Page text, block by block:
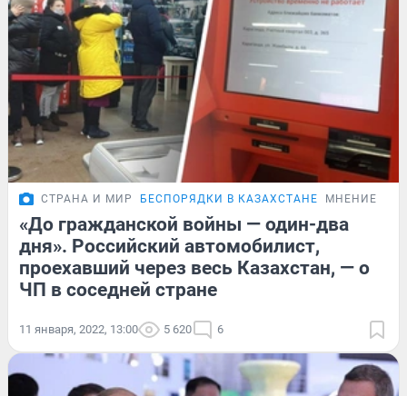
СТРАНА И МИР БЕСПОРЯДКИ В КАЗАХСТАНЕ МНЕНИЕ
«До гражданской войны — один-два
дня». Российский автомобилист,
проехавший через весь Казахстан, — о
ЧП в соседней стране
11 января, 2022, 13:00 5 620 6